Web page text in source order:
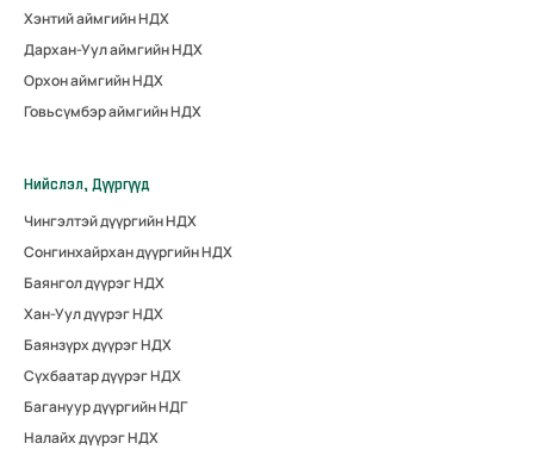
Хэнтий аймгийн НДХ
Дархан-Уул аймгийн НДХ
Орхон аймгийн НДХ
Говьсүмбэр аймгийн НДХ
Нийслэл, Дүүргүүд
Чингэлтэй дүүргийн НДХ
Сонгинхайрхан дүүргийн НДХ
Баянгол дүүрэг НДХ
Хан-Уул дүүрэг НДХ
Баянзүрх дүүрэг НДХ
Сүхбаатар дүүрэг НДХ
Багануур дүүргийн НДГ
Налайх дүүрэг НДХ